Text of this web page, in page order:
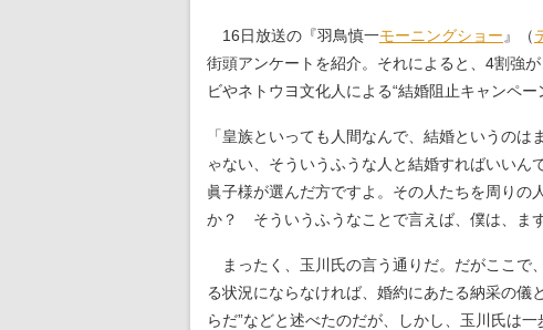
16日放送の『羽鳥慎一モーニングショー 』（
街頭アンケートを紹介。それによると、4割強
ビやネトウヨ文化人による“結婚阻止キャンペー
「皇族といっても人間なんで、結婚というの
ゃない、そういうふうな人と結婚すればいい
眞子様が選んだ方ですよ。その人たちを周りの
か？ そういうふうなことで言えば、僕は、ま
まったく、玉川氏の言う通りだ。だがここで
る状況にならなければ、婚約にあたる納采の儀
らだ”などと述べたのだが、しかし、玉川氏は一